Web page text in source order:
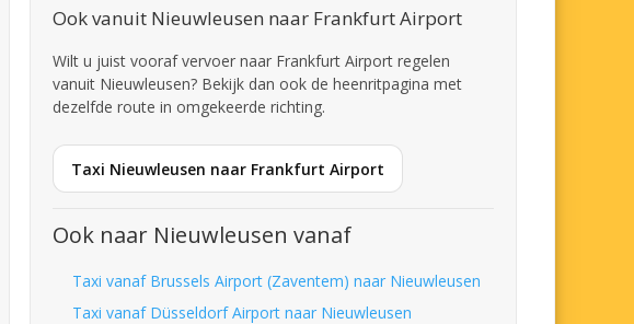
Ook vanuit Nieuwleusen naar Frankfurt Airport
Wilt u juist vooraf vervoer naar Frankfurt Airport regelen
vanuit Nieuwleusen? Bekijk dan ook de heenritpagina met
dezelfde route in omgekeerde richting.
Taxi Nieuwleusen naar Frankfurt Airport
Ook naar Nieuwleusen vanaf
Taxi vanaf Brussels Airport (Zaventem) naar Nieuwleusen
Taxi vanaf Düsseldorf Airport naar Nieuwleusen